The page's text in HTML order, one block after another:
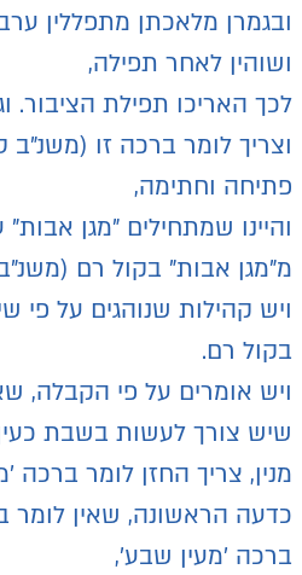
ובגמרן מלאכתן מתפללין
ושוהין לאחר תפילה,
לכך האריכו תפילת הציבור.
וצריך לומר ברכה זו
פתיחה וחתימה,
והיינו שמתחילים "מגן
מ"מגן אבות" בקול רם
ויש קהילות שנוהגים על
בקול רם.
ויש אומרים על פי הקבלה,
שיש צורך לעשות בשבת
מנין, צריך החזן לומר
כדעה הראשונה, שאין לומר
ברכה 'מעין שבע',